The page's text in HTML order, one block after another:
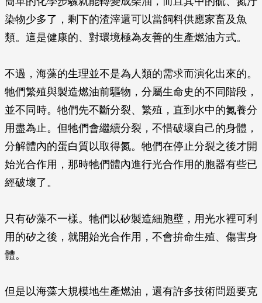
染物少多了，剩下的渣滓還可以當飼料供應家畜及魚
類。這是健康的、對環境極為友善的生產燃油方式。
不過，海藻的生理並不是為人類的需求而演化出來的。
牠們繁殖與製造燃油前驅物，分屬生命史的不同階段，
並不同時。牠們先不斷分裂、繁殖，直到水中的氮養分
用盡為止。但牠們會繼續分裂，不惜破壞自己的身體，
分解體內的蛋白質以取得氮。牠們在停止分裂之後才開
始光合作用，那時牠們體內進行光合作用的胞器有些已
經破壞了。
只有矽藻不一樣。牠們以矽製造細胞壁，用光水裡可利
用的矽之後，就開始光合作用，不會拚命生殖、傷害身
體。
但是以海藻大規模地生產燃油，還有許多技術問題要克